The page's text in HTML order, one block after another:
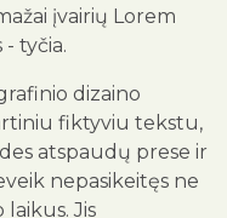
įvairių Lorem
tyčia.
dizaino
fiktyviu tekstu,
atspaudų prese ir
nepasikeitęs ne
Jis